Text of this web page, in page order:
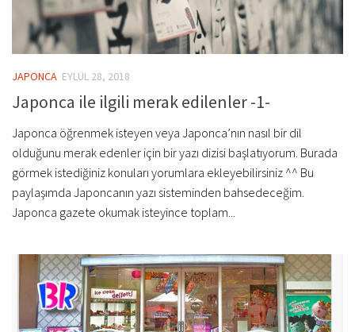
JAPONCA EYLÜL 28, 2018
Japonca ile ilgili merak edilenler -1-
Japonca öğrenmek isteyen veya Japonca’nın nasıl bir dil
olduğunu merak edenler için bir yazı dizisi başlatıyorum. Burada
görmek istediğiniz konuları yorumlara ekleyebilirsiniz ^^ Bu
paylaşımda Japoncanın yazı sisteminden bahsedeceğim.
Japonca gazete okumak isteyince toplam...